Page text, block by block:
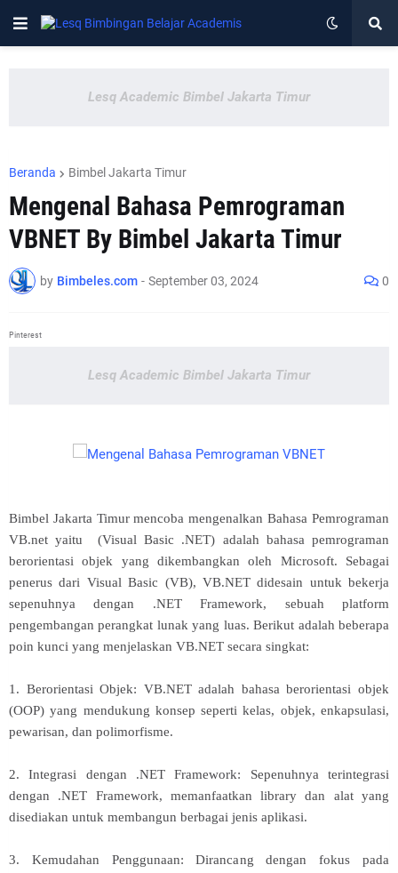
Lesq Academic Bimbel Jakarta Timur
Beranda Bimbel Jakarta Timur
Mengenal Bahasa Pemrograman
VBNET By Bimbel Jakarta Timur
by Bimbeles.com - September 03, 2024 0
Pinterest
Lesq Academic Bimbel Jakarta Timur
Bimbel Jakarta Timur mencoba mengenalkan Bahasa Pemrograman
VB.net yaitu (Visual Basic .NET) adalah bahasa pemrograman
berorientasi objek yang dikembangkan oleh Microsoft. Sebagai
penerus dari Visual Basic (VB), VB.NET didesain untuk bekerja
sepenuhnya dengan .NET Framework, sebuah platform
pengembangan perangkat lunak yang luas. Berikut adalah beberapa
poin kunci yang menjelaskan VB.NET secara singkat:
1. Berorientasi Objek: VB.NET adalah bahasa berorientasi objek
(OOP) yang mendukung konsep seperti kelas, objek, enkapsulasi,
pewarisan, dan polimorfisme.
2. Integrasi dengan .NET Framework: Sepenuhnya terintegrasi
dengan .NET Framework, memanfaatkan library dan alat yang
disediakan untuk membangun berbagai jenis aplikasi.
3. Kemudahan Penggunaan: Dirancang dengan fokus pada